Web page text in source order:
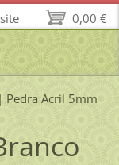
| Pedra Acril 5mm
0,00 €